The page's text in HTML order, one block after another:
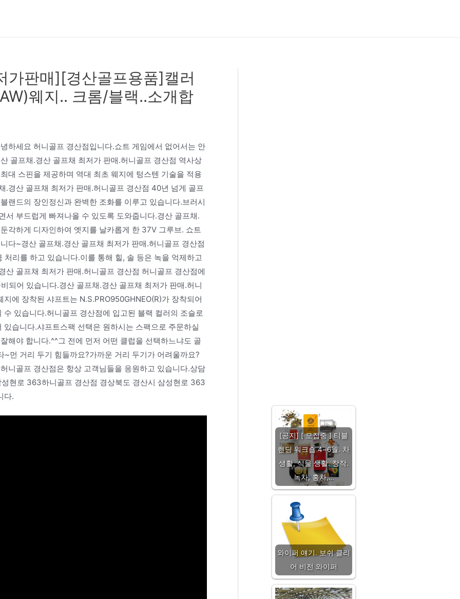
가판매][경산골프용품]캘러
웨지.. 크롬/블랙..소개합
하세요 허니골프 경산점입니다.쇼트 게임에서 없어서는 안
골프채.경산 골프채 최저가 판매.허니골프 경산점 역사상
대 스핀을 제공하며 역대 최초 웨지에 텅스텐 기술을 적용
.경산 골프채 최저가 판매.허니골프 경산점 40년 넘게 골프
랜드의 장인정신과 완벽한 조화를 이루고 있습니다.브러시
부드럽게 빠져나올 수 있도록 도와줍니다.경산 골프채.
각하게 디자인하여 엣지를 날카롭게 한 37V 그루브. 쇼트
다~경산 골프채.경산 골프채 최저가 판매.허니골프 경산점
리를 하고 있습니다.이를 통해 힐, 솔 등은 녹을 억제하고
골프채 최저가 판매.허니골프 경산점 허니골프 경산점에
되어 있습니다.경산 골프채.경산 골프채 최저가 판매.허니
에 장착된 샤프트는 N.S.PRO950GHNEO(R)가 장착되어
있습니다.허니골프 경산점에 입고된 블랙 컬러의 조슬로
습니다.샤프트스팩 선택은 원하시는 스팩으로 주문하실
해야 합니다.^^그 전에 먼저 어떤 클럽을 선택하느냐도 골
먼 거리 두기 힘들까요?가까운 거리 두기가 어려울까요?
니골프 경산점은 항상 고객님들을 응원하고 있습니다.상담
현로 363하니골프 경산점 경상북도 경산시 삼성현로 363
다.
[공지] [ 모집중 ] 티블
렌딩 워크숍 4~6월. 차
생활, 식물 생활. 창작.
녹차, 홍차,…
와이퍼 얘기. 보쉬 클리
어 비전 와이퍼